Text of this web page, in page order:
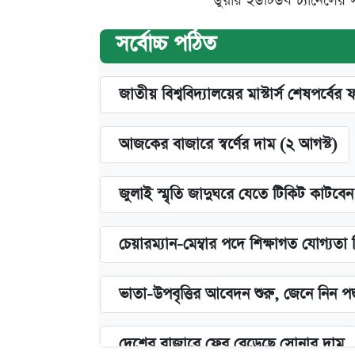
সর্বোচ্চ পঠিত
জাতীয় বিশ্ববিদ্যালয়ের মাস্টার্স
আজকের বাজারে স্বর্ণের দাম (২ আগস্ট)
জুলাই স্মৃতি জাদুঘরে যেতে টিকিট
চেয়ারম্যান-মেম্বার পদে শিক্ষাগত
ভাতা-উপবৃত্তির আবেদন শুরু, জেনে নিন
দেশের বাজারে ফের বেড়েছে সোনার দাম